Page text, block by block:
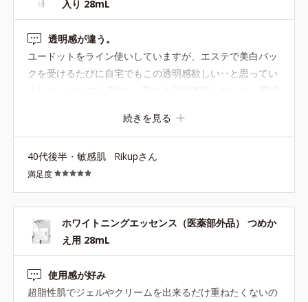
入り 28mL
透明感が違う。
ユードットをライン使いしていますが、エステで美白パッ
クを受けるたびに自宅でもこの透明感欲しい‥と思ってい
っくりです。 本体を購入して首まで試したくなりました。
続きを見る
40代後半・敏感肌 Rikupさん
満足度
ホワイトニングエッセンス（医薬部外品） つめか
え用 28mL
使用感が好み
超脂性肌でジェルやクリームを出来るだけ重ねたくないの